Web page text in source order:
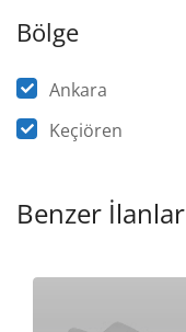
Bölge
Ankara
Keçiören
Benzer İlanlar